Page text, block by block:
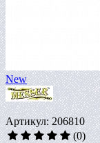
New
Артикул: 206810
(0)